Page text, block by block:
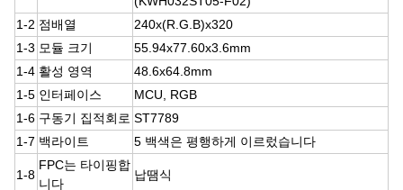
1-2 점배열
240x(R.G.B)x320
1-3 모듈 크기
55.94x77.60x3.6mm
1-4 활성 영역
48.6x64.8mm
1-5 인터페이스
MCU, RGB
1-6 구동기 집적회로 ST7789
1-7 백라이트 5 백색은 평행하게 이르렀습니다
1-8
FPC는 타이핑합
니다
납땜식